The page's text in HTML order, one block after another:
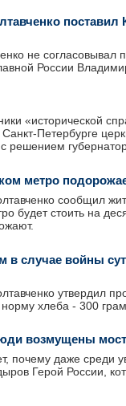
не согласовывал
России
«исторической
Петербурге
решением
метро
сообщил
будет стоить на
в случае войны
утвердил
хлеба - 300
возмущены
почему даже среди
Герой России,